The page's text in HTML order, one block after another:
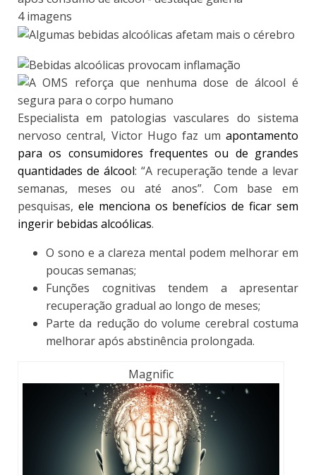
4 imagens
Especialista em patologias vasculares do sistema
nervoso central, Victor Hugo faz um apontamento
para os consumidores frequentes ou de grandes
quantidades de álcool: “A recuperação tende a levar
semanas, meses ou até anos”. Com base em
pesquisas, ele menciona os benefícios de ficar sem
ingerir bebidas alcoólicas.
O sono e a clareza mental podem melhorar em
poucas semanas;
Funções cognitivas tendem a apresentar
recuperação gradual ao longo de meses;
Parte da redução do volume cerebral costuma
melhorar após abstinência prolongada.
Magnific